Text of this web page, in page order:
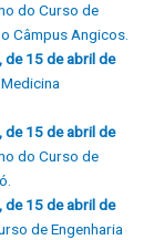
do Curso de
Câmpus Angicos.
de 15 de abril de
de 15 de abril de
do Curso de
de 15 de abril de
de Engenharia